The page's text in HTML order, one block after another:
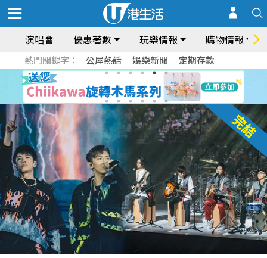
演唱會 優惠著數 玩樂情報 購物情報
熱門關鍵字： 公屋熱話 娛樂新聞 定期存款